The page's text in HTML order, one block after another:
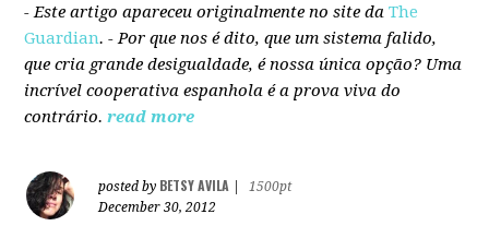
- Este artigo apareceu originalmente no site daThe
Guardian. - Por que nos é dito, que um sistema falido,
que cria grande desigualdade, é nossa única opção? Uma
incrível cooperativa espanhola é a prova viva do
contrário. read more
posted by BETSY AVILA
1500pt
December 30, 2012